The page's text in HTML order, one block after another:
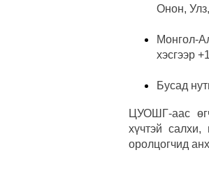
Онон,
Монгол-
хэсгээр
Бусад
ЦУОШГ-аас
хүчтэй
оролцогчид